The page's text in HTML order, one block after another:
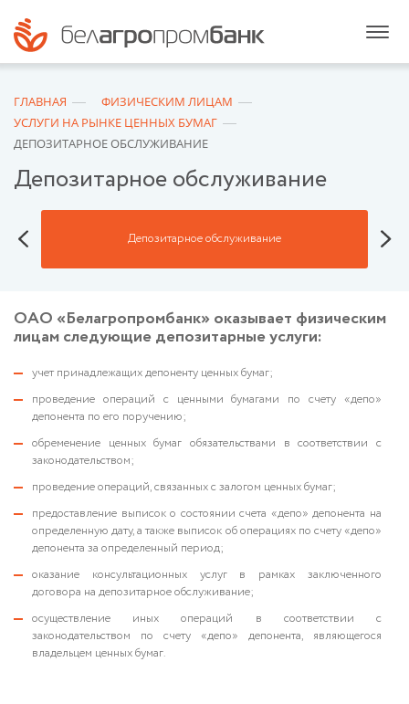
ГЛАВНАЯ
ФИЗИЧЕСКИМ ЛИЦАМ
УСЛУГИ НА РЫНКЕ ЦЕННЫХ БУМАГ
ДЕПОЗИТАРНОЕ ОБСЛУЖИВАНИЕ
Депозитарное обслуживание
Депозитарное обслуживание
ОАО «Белагропромбанк» оказывает физическим
лицам следующие депозитарные услуги:
учет принадлежащих депоненту ценных бумаг;
проведение операций с ценными бумагами по счету «депо»
депонента по его поручению;
обременение ценных бумаг обязательствами в соответствии с
законодательством;
проведение операций, связанных с залогом ценных бумаг;
предоставление выписок о состоянии счета «депо» депонента на
определенную дату, а также выписок об операциях по счету «депо»
депонента за определенный период;
оказание консультационных услуг в рамках заключенного
договора на депозитарное обслуживание;
осуществление иных операций в соответствии с
законодательством по счету «депо» депонента, являющегося
владельцем ценных бумаг.